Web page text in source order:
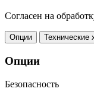
Согласен на
Опции Технические
Опции
Безопасность